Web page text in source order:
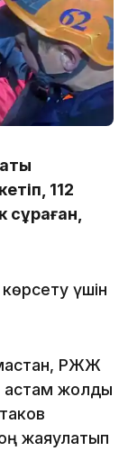
112
үшін
РЖҚЖ
астам жолды
жаяулатып